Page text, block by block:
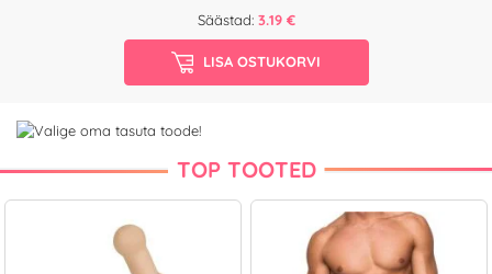
Säästad: 3.19 €
LISA OSTUKORVI
TOP TOOTED